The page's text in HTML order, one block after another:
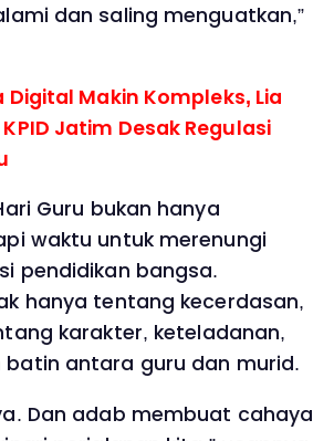
dan saling menguatkan,”
Digital Makin Kompleks, Lia
Jatim Desak Regulasi
Guru bukan hanya
waktu untuk merenungi
pendidikan bangsa.
hanya tentang kecerdasan,
karakter, keteladanan,
batin antara guru dan murid.
Dan adab membuat cahaya